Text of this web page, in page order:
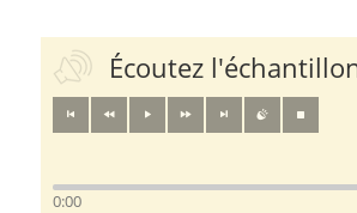
Écoutez
0:00